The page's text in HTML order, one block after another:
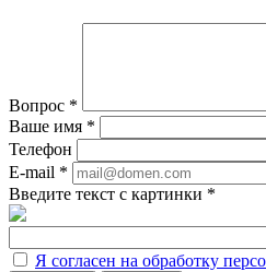
Вопрос *
Ваше имя *
Телефон
E-mail *
Введите текст с картинки *
Я согласен на обработку